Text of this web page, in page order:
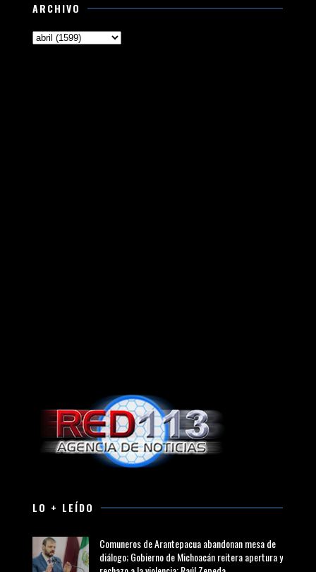
ARCHIVO
LO + LEÍDO
Comuneros de Arantepacua abandonan mesa de
diálogo; Gobierno de Michoacán reitera apertura y